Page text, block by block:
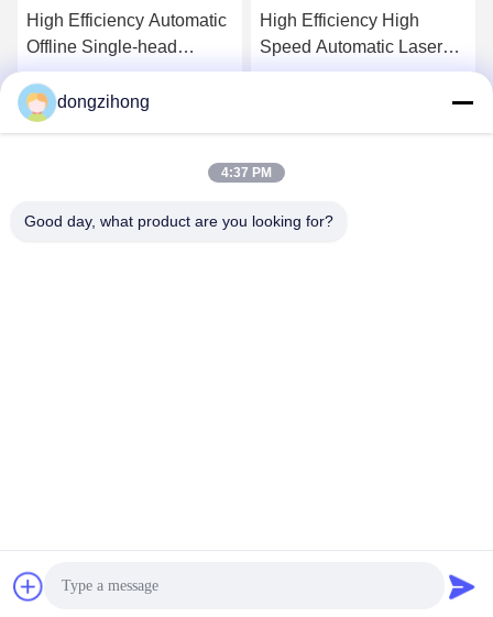
High Efficiency High
Speed Automatic Laser
PCB Depaneling Machine
for SMT Production Line
Hoge Snelheid
Volautomatische PCB
Lead Snijmachine
Technology Co.,Ltd Alle rechten voorbehouden.
dongzihong
4:37 PM
Good day, what product are you looking for?